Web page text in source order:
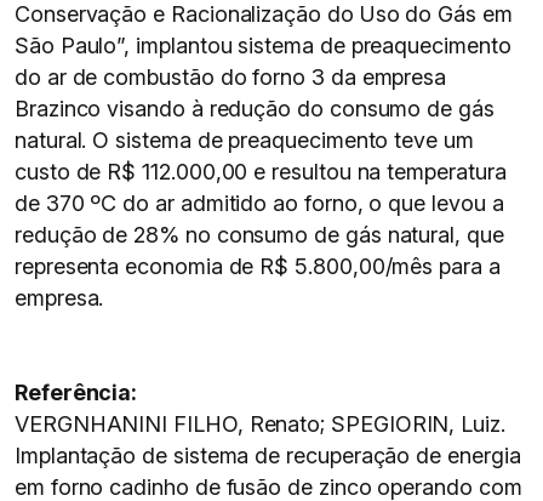
Conservação e Racionalização do Uso do Gás em
São Paulo”, implantou sistema de preaquecimento
do ar de combustão do forno 3 da empresa
Brazinco visando à redução do consumo de gás
natural. O sistema de preaquecimento teve um
custo de R$ 112.000,00 e resultou na temperatura
de 370 ºC do ar admitido ao forno, o que levou a
redução de 28% no consumo de gás natural, que
representa economia de R$ 5.800,00/mês para a
empresa.
Referência:
VERGNHANINI FILHO, Renato; SPEGIORIN, Luiz.
Implantação de sistema de recuperação de energia
em forno cadinho de fusão de zinco operando com